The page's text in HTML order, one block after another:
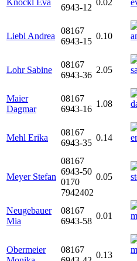
Knöckl Eva
6943-12
0.02
Liebl Andrea
08167
6943-15
0.10
Lohr Sabine
08167
6943-36
2.05
Maier
Dagmar
08167
6943-16
1.08
Mehl Erika
08167
6943-35
0.14
Meyer Stefan
08167
6943-50
0170
7942402
0.05
Neugebauer
Mia
08167
6943-58
0.01
Obermeier
08167
0.13